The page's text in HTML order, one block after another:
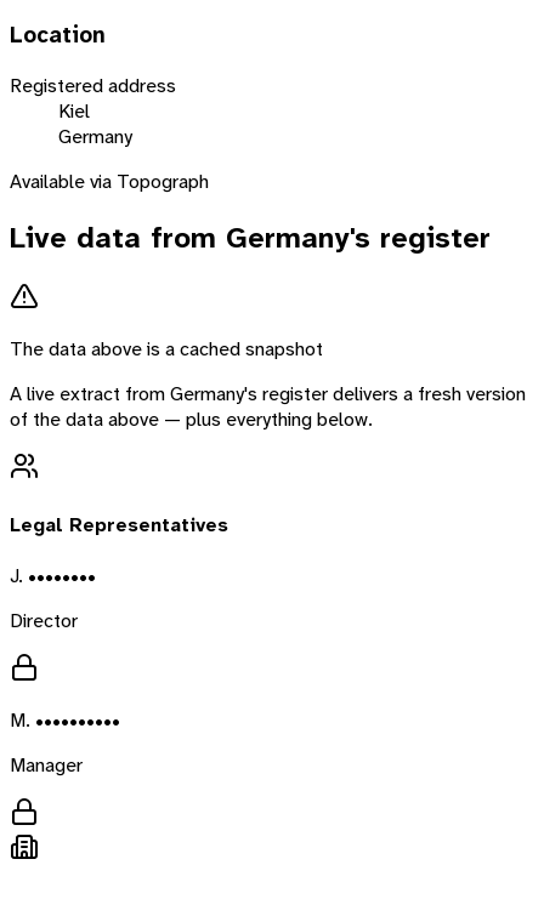
Location
Registered address
Kiel
Germany
Available via Topograph
Live data from Germany's register
The data above is a cached snapshot
A live extract fromGermany's register delivers a fresh version
of the data above — plus everything below.
Legal Representatives
J. ••••••••
Director
M. ••••••••••
Manager